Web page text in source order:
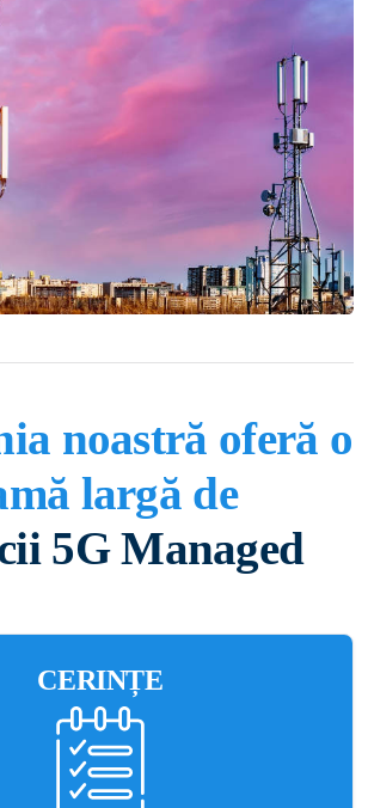
noastră oferă o
largă de
5G Managed
CERINȚE